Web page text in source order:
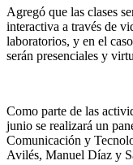
Agregó que las clases
interactiva a través de
laboratorios, y en el
serán presenciales y
Como parte de las
junio se realizará un
Comunicación y
Avilés, Manuel Díaz y